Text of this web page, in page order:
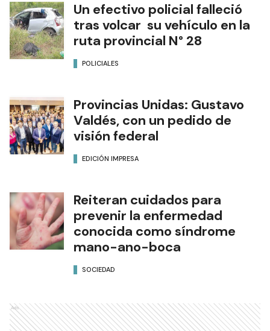
Un efectivo policial falleció
tras volcar su vehículo en la
ruta provincial N° 28
POLICIALES
Provincias Unidas: Gustavo
Valdés, con un pedido de
visión federal
EDICIÓN IMPRESA
Reiteran cuidados para
prevenir la enfermedad
conocida como síndrome
mano-ano-boca
SOCIEDAD
Ads